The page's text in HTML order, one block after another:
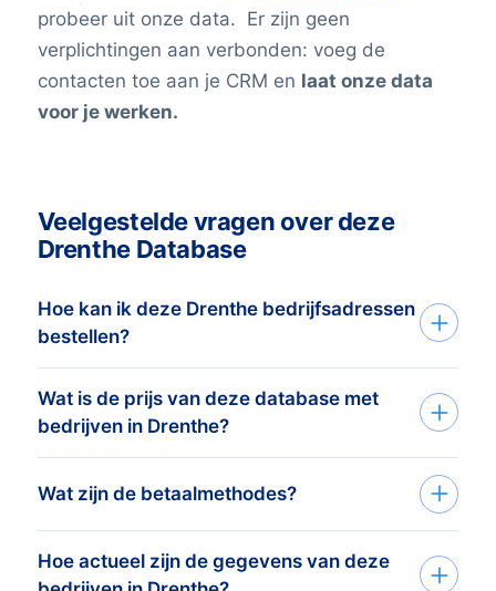
probeer uit onze data. Er zijn geen
verplichtingen aan verbonden: voeg de
contacten toe aan je CRM en laat onze data
voor je werken.
Veelgestelde vragen over deze
Drenthe Database
Hoe kan ik deze Drenthe bedrijfsadressen
bestellen?
We houden het graag simpel. Koop
adressen bij BoldData in drie simpele
stappen:
1. Vertel ons wie je wilt bereiken
Onze data experts nemen de tijd om je
organisatie, doelgroep en campagne te
Wat is de prijs van deze database met
bedrijven in Drenthe?
We met een prijsstaffel:hoe meer je
minimumorderbedrag van dit
adressenbestand is € 425,-. Hiervoor
Wat zijn de betaalmethodes?
Nadat je de bestelling hebt geplaatst bij
Hoe actueel zijn de gegevens van deze